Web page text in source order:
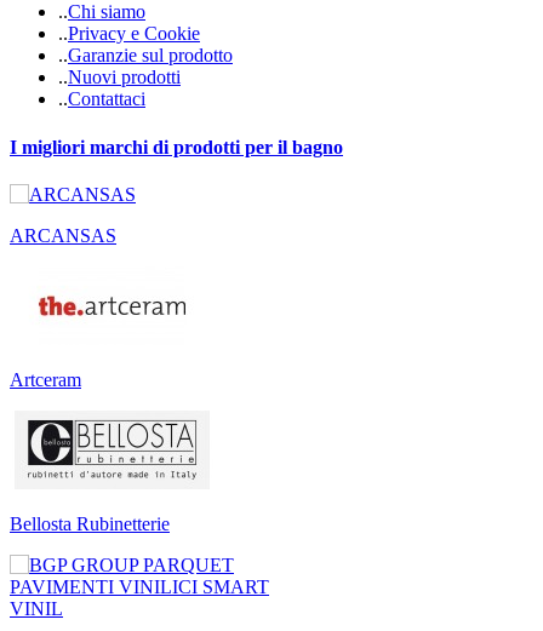
..Chi siamo
..Privacy e Cookie
..Garanzie sul prodotto
..Nuovi prodotti
..Contattaci
I migliori marchi di prodotti per il bagno